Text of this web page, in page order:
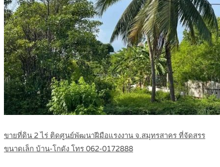
ขายที่ดิน 2 ไร่ ติดศูนย์พัฒนาฝีมือแรงงาน จ.สมุทรสาคร ที่จัดสรร
ขนาดเล็ก บ้าน-โกดัง โทร 062-0172888